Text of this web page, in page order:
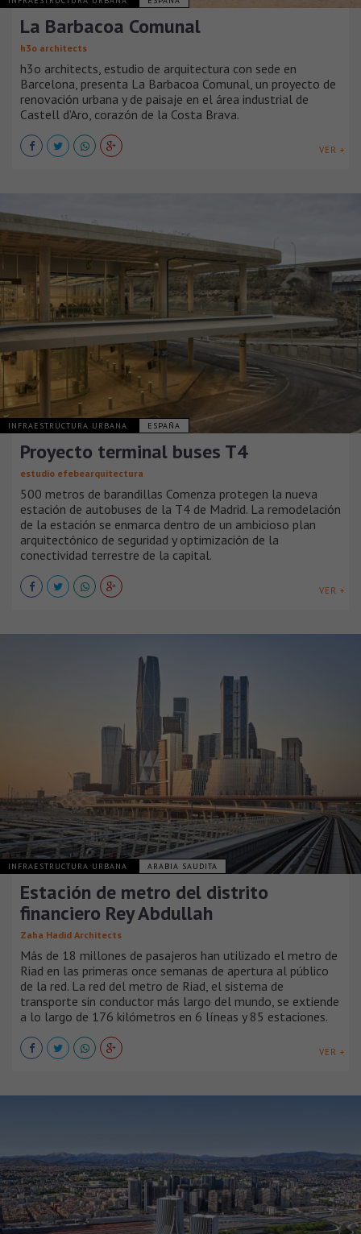
La Barbacoa Comunal
h3o architects
h3o architects, estudio de arquitectura con sede en
Barcelona, presenta La Barbacoa Comunal, un proyecto de
renovación urbana y de paisaje en el área industrial de
Castell d’Aro, corazón de la Costa Brava.
VER +
INFRAESTRUCTURA URBANA ESPAÑA
Proyecto terminal buses T4
estudio efebearquitectura
500 metros de barandillas Comenza protegen la nueva
estación de autobuses de la T4 de Madrid. La remodelación
de la estación se enmarca dentro de un ambicioso plan
arquitectónico de seguridad y optimización de la
conectividad terrestre de la capital.
VER +
INFRAESTRUCTURA URBANA ARABIA SAUDITA
Estación de metro del distrito
financiero Rey Abdullah
Zaha Hadid Architects
Más de 18 millones de pasajeros han utilizado el metro de
Riad en las primeras once semanas de apertura al público
de la red. La red del metro de Riad, el sistema de
transporte sin conductor más largo del mundo, se extiende
a lo largo de 176 kilómetros en 6 líneas y 85 estaciones.
VER +